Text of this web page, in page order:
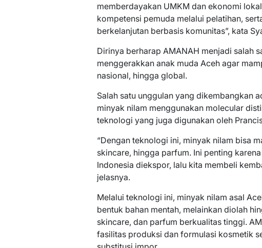
memberdayakan UMKM dan ekonomi
kompetensi pemuda melalui pelatihan,
berkelanjutan berbasis komunitas”, kata
Dirinya berharap AMANAH menjadi salah
menggerakkan anak muda Aceh agar
nasional, hingga global.
Salah satu unggulan yang dikembangkan
minyak nilam menggunakan molecular
teknologi yang juga digunakan oleh
“Dengan teknologi ini, minyak nilam bisa
skincare, hingga parfum. Ini penting
Indonesia diekspor, lalu kita membeli
jelasnya.
Melalui teknologi ini, minyak nilam asal
bentuk bahan mentah, melainkan diolah
skincare, dan parfum berkualitas tinggi.
fasilitas produksi dan formulasi kosmetik